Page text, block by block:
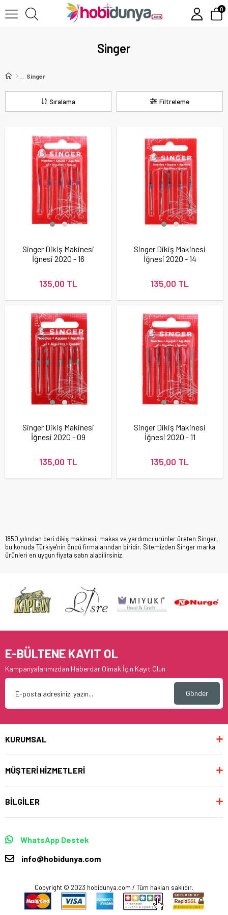
0
Singer
Singer
Filtreleme
Sıralama
Singer Dikiş Makinesi
İğnesi 2020 - 16
135,00 TL
Singer Dikiş Makinesi
İğnesi 2020 - 14
135,00 TL
Singer Dikiş Makinesi
İğnesi 2020 - 09
135,00 TL
Singer Dikiş Makinesi
İğnesi 2020 - 11
135,00 TL
1850 yılından beri dikiş makinesi, makas ve yardımcı ürünler üreten Singer,
bu konuda Türkiye'nin öncü firmalarından biridir. Sitemizden Singer marka
ürünleri en uygun fiyata satın alabilirsiniz.
E-BÜLTENE KAYIT OL
Kampanyalarımızdan Haberdar Olmak İçin Kayıt Olun
Gönder
KURUMSAL
MÜŞTERİ HİZMETLERİ
BİLGİLER
WhatsApp Destek
info@hobidunya.com
Copyright © 2023 hobidunya.com / Tüm hakları saklıdır.